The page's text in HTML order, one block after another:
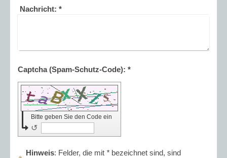
Nachricht: *
Captcha (Spam-Schutz-Code): *
Bitte geben Sie den Code ein
↺
Hinweis : Felder, die mit * bezeichnet sind, sind